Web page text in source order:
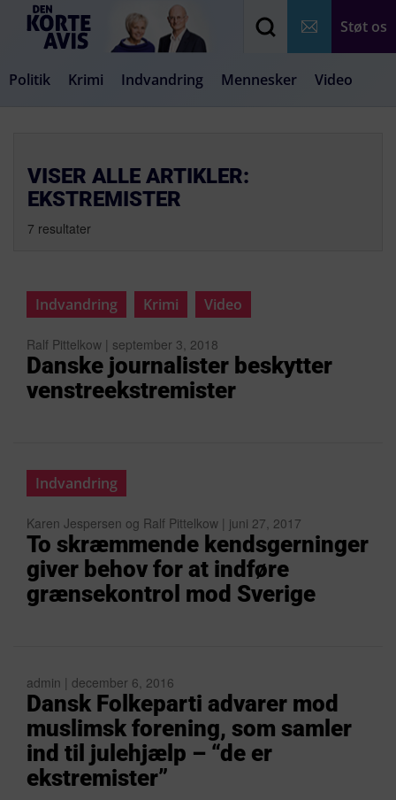
Støt os
Politik Krimi Indvandring Mennesker Video
VISER ALLE ARTIKLER:
EKSTREMISTER
7 resultater
Indvandring Krimi Video
Ralf Pittelkow | september 3, 2018
Danske journalister beskytter
venstreekstremister
Indvandring
Karen Jespersen og Ralf Pittelkow | juni 27, 2017
To skræmmende kendsgerninger
giver behov for at indføre
grænsekontrol mod Sverige
admin | december 6, 2016
Dansk Folkeparti advarer mod
muslimsk forening, som samler
ind til julehjælp – “de er
ekstremister”